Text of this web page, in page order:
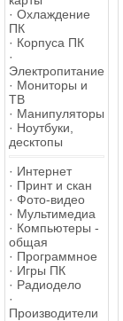
· Охлаждение
ПК
· Корпуса ПК
·
Электропитание
· Мониторы и
ТВ
· Манипуляторы
· Ноутбуки,
десктопы
· Интернет
· Принт и скан
· Фото-видео
· Мультимедиа
· Компьютеры -
общая
· Программное
· Игры ПК
· Радиодело
·
Производители